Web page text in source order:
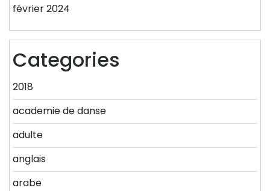
février 2024
Categories
2018
academie de danse
adulte
anglais
arabe